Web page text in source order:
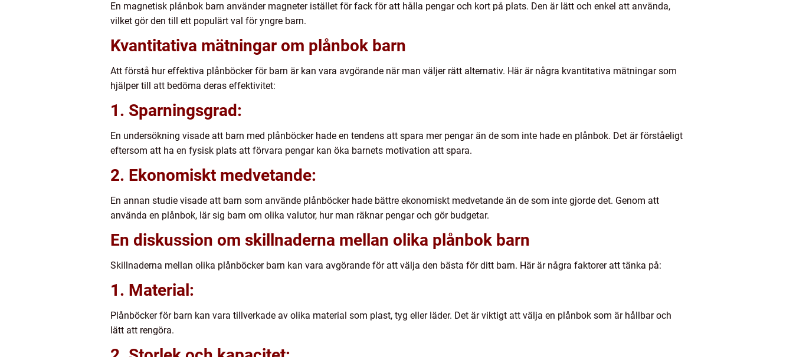
En magnetisk plånbok barn använder magneter istället för fack för att hålla pengar och kort på plats. Den är lätt och enkel att använda,
vilket gör den till ett populärt val för yngre barn.
Kvantitativa mätningar om plånbok barn
Att förstå hur effektiva plånböcker för barn är kan vara avgörande när man väljer rätt alternativ. Här är några kvantitativa mätningar som
hjälper till att bedöma deras effektivitet:
1. Sparningsgrad:
En undersökning visade att barn med plånböcker hade en tendens att spara mer pengar än de som inte hade en plånbok. Det är förståeligt
eftersom att ha en fysisk plats att förvara pengar kan öka barnets motivation att spara.
2. Ekonomiskt medvetande:
En annan studie visade att barn som använde plånböcker hade bättre ekonomiskt medvetande än de som inte gjorde det. Genom att
använda en plånbok, lär sig barn om olika valutor, hur man räknar pengar och gör budgetar.
En diskussion om skillnaderna mellan olika plånbok barn
Skillnaderna mellan olika plånböcker barn kan vara avgörande för att välja den bästa för ditt barn. Här är några faktorer att tänka på:
1. Material:
Plånböcker för barn kan vara tillverkade av olika material som plast, tyg eller läder. Det är viktigt att välja en plånbok som är hållbar och
lätt att rengöra.